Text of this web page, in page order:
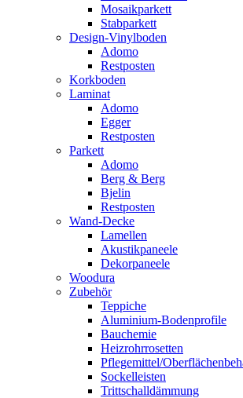
Mosaikparkett
Stabparkett
Design-Vinylboden
Adomo
Restposten
Korkboden
Laminat
Adomo
Egger
Restposten
Parkett
Adomo
Berg & Berg
Bjelin
Restposten
Wand-Decke
Lamellen
Akustikpaneele
Dekorpaneele
Woodura
Zubehör
Teppiche
Aluminium-Bodenprofile
Bauchemie
Heizrohrrosetten
Pflegemittel/
Sockelleisten
Trittschalldämmung